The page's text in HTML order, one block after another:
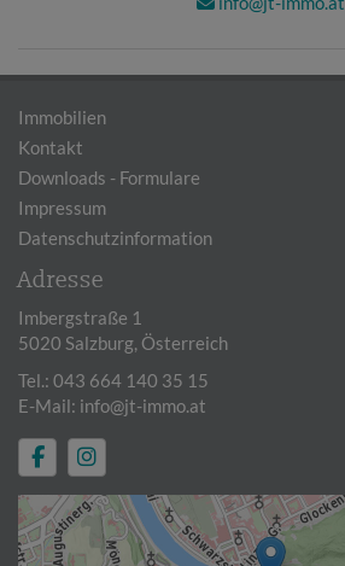
Immobilien
Kontakt
Downloads - Formulare
Impressum
Datenschutzinformation
Adresse
Imbergstraße 1
5020 Salzburg, Österreich
Tel.: 043 664 140 35 15
E-Mail: info@jt-immo.at